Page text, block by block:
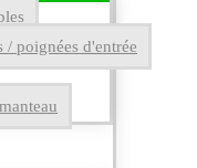
/ poignées d'entrée